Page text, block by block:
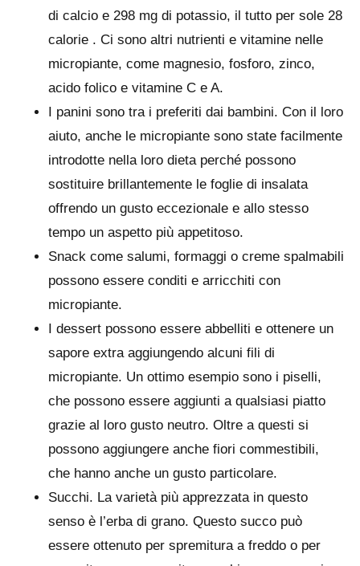
di calcio e 298 mg di potassio, il tutto per sole 28
calorie . Ci sono altri nutrienti e vitamine nelle
micropiante, come magnesio, fosforo, zinco,
acido folico e vitamine C e A.
I panini sono tra i preferiti dai bambini. Con il loro
aiuto, anche le micropiante sono state facilmente
introdotte nella loro dieta perché possono
sostituire brillantemente le foglie di insalata
offrendo un gusto eccezionale e allo stesso
tempo un aspetto più appetitoso.
Snack come salumi, formaggi o creme spalmabili
possono essere conditi e arricchiti con
micropiante.
I dessert possono essere abbelliti e ottenere un
sapore extra aggiungendo alcuni fili di
micropiante. Un ottimo esempio sono i piselli,
che possono essere aggiunti a qualsiasi piatto
grazie al loro gusto neutro. Oltre a questi si
possono aggiungere anche fiori commestibili,
che hanno anche un gusto particolare.
Succhi. La varietà più apprezzata in questo
senso è l’erba di grano. Questo succo può
essere ottenuto per spremitura a freddo o per